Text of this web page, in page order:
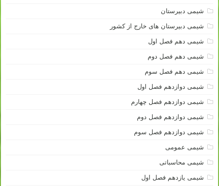
شیمی دبیرستان
شیمی دبیرستان های خارج از کشور
شیمی دهم فصل اول
شیمی دهم فصل دوم
شیمی دهم فصل سوم
شیمی دوازدهم فصل اول
شیمی دوازدهم فصل چهارم
شیمی دوازدهم فصل دوم
شیمی دوازدهم فصل سوم
شیمی عمومی
شیمی محاسباتی
شیمی یازدهم فصل اول